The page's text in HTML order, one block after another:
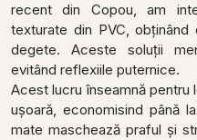
recent din Copou, am
texturate din PVC,
degete. Aceste soluții
evitând reflexiile puternice.
Acest lucru înseamnă pentru
ușoară, economisind până
mate maschează praful și